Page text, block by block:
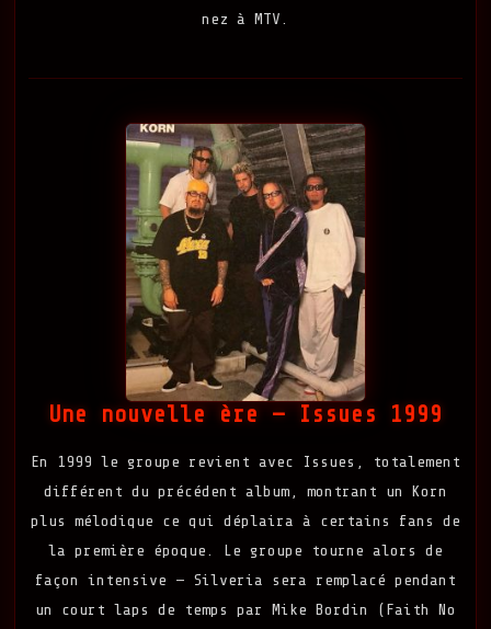
nez à MTV.
Une nouvelle ère — Issues 1999
En 1999 le groupe revient avec Issues, totalement
différent du précédent album, montrant un Korn
plus mélodique ce qui déplaira à certains fans de
la première époque. Le groupe tourne alors de
façon intensive — Silveria sera remplacé pendant
un court laps de temps par Mike Bordin (Faith No